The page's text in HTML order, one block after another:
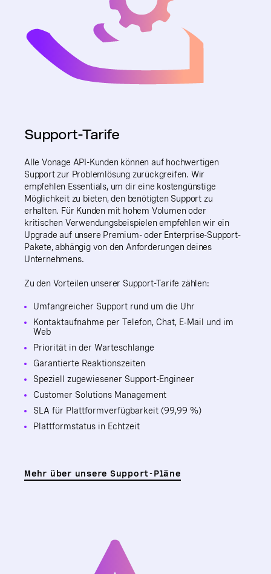
Support-Tarife
Alle Vonage API-Kunden können auf hochwertigen
Support zur Problemlösung zurückgreifen. Wir
empfehlen Essentials, um dir eine kostengünstige
Möglichkeit zu bieten, den benötigten Support zu
erhalten. Für Kunden mit hohem Volumen oder
kritischen Verwendungsbeispielen empfehlen wir ein
Upgrade auf unsere Premium- oder Enterprise-Support-
Pakete, abhängig von den Anforderungen deines
Unternehmens.
Zu den Vorteilen unserer Support-Tarife zählen:
Umfangreicher Support rund um die Uhr
Kontaktaufnahme per Telefon, Chat, E‑Mail und im
Web
Priorität in der Warteschlange
Garantierte Reaktionszeiten
Speziell zugewiesener Support-Engineer
Customer Solutions Management
SLA für Plattformverfügbarkeit (99,99 %)
Plattformstatus in Echtzeit
Mehr über unsere Support-Pläne